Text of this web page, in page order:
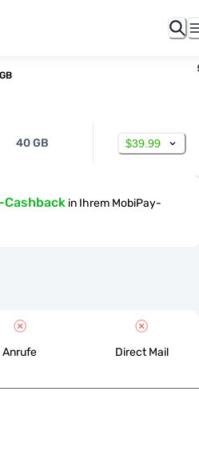
40 GB $39.99
in Ihrem MobiPay-
Anrufe Direct Mail